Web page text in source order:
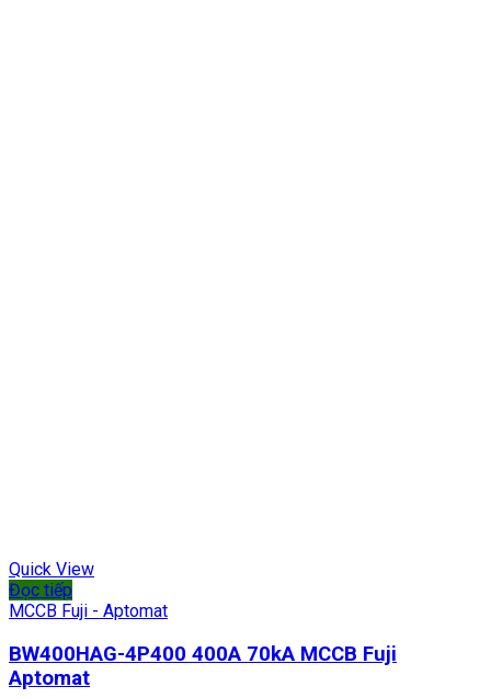
Quick View
Đọc tiếp
MCCB Fuji - Aptomat
BW400HAG-4P400 400A 70kA MCCB Fuji
Aptomat